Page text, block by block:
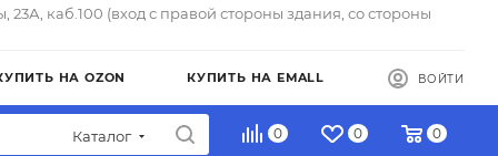
каб.100 (вход с правой стороны здания, со стороны
НА OZON КУПИТЬ НА EMALL ВОЙТИ
Каталог 0 0 0